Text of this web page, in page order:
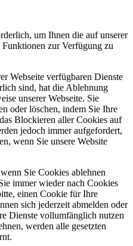
um Ihnen die auf unserer
zur Verfügung zu
Webseite verfügbaren Dienste
sind, hat die Ablehnung
unserer Webseite. Sie
oder löschen, indem Sie Ihre
Blockieren aller Cookies auf
jedoch immer aufgefordert,
wenn Sie unsere Website
Sie Cookies ablehnen
immer wieder nach Cookies
einen Cookie für Ihre
sich jederzeit abmelden oder
Dienste vollumfänglich nutzen
werden alle gesetzten